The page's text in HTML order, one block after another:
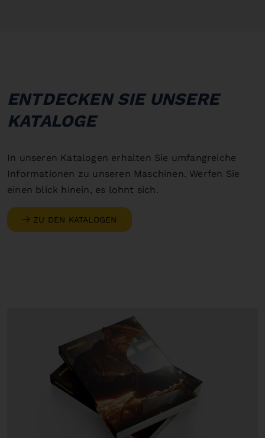
ENTDECKEN SIE UNSERE
KATALOGE
In unseren Katalogen erhalten Sie umfangreiche
Informationen zu unseren Maschinen. Werfen Sie
einen blick hinein, es lohnt sich.
ZU DEN KATALOGEN